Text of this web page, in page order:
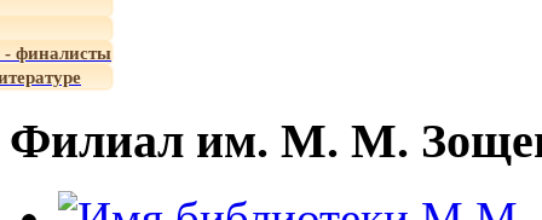
- финалисты
Филиал им. М. М.